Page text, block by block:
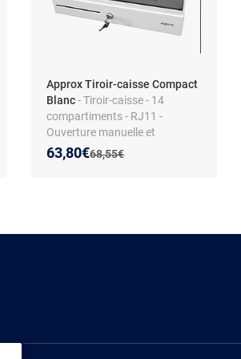
Approx Tiroir-caisse Compact
Blanc- Tiroir-caisse - 14
compartiments - RJ11 -
Ouverture manuelle et
automatiqueAncien prix :
68,55€
Nouveau prix :
63,80€
Réduction de :